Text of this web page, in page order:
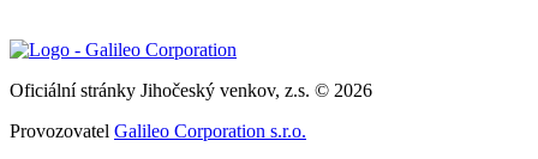
Oficiální stránky Jihočeský venkov, z.s. © 2026
Provozovatel Galileo Corporation s.r.o.